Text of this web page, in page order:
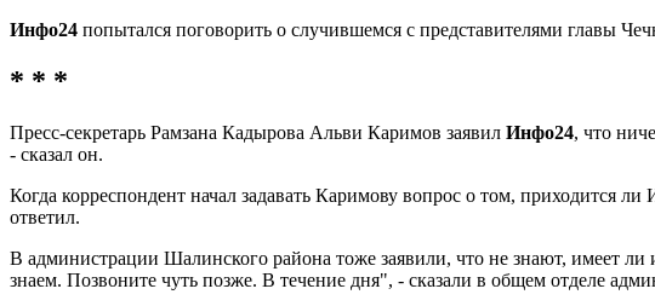
Инфо24 попытался поговорить о случившемся с представителями главы
* * *
Пресс-секретарь Рамзана Кадырова Альви Каримов заявил Инфо24, что
- сказал он.
Когда корреспондент начал задавать Каримову вопрос о том, приходится
ответил.
В администрации Шалинского района тоже заявили, что не знают, имеет
знаем. Позвоните чуть позже. В течение дня", - сказали в общем отделе